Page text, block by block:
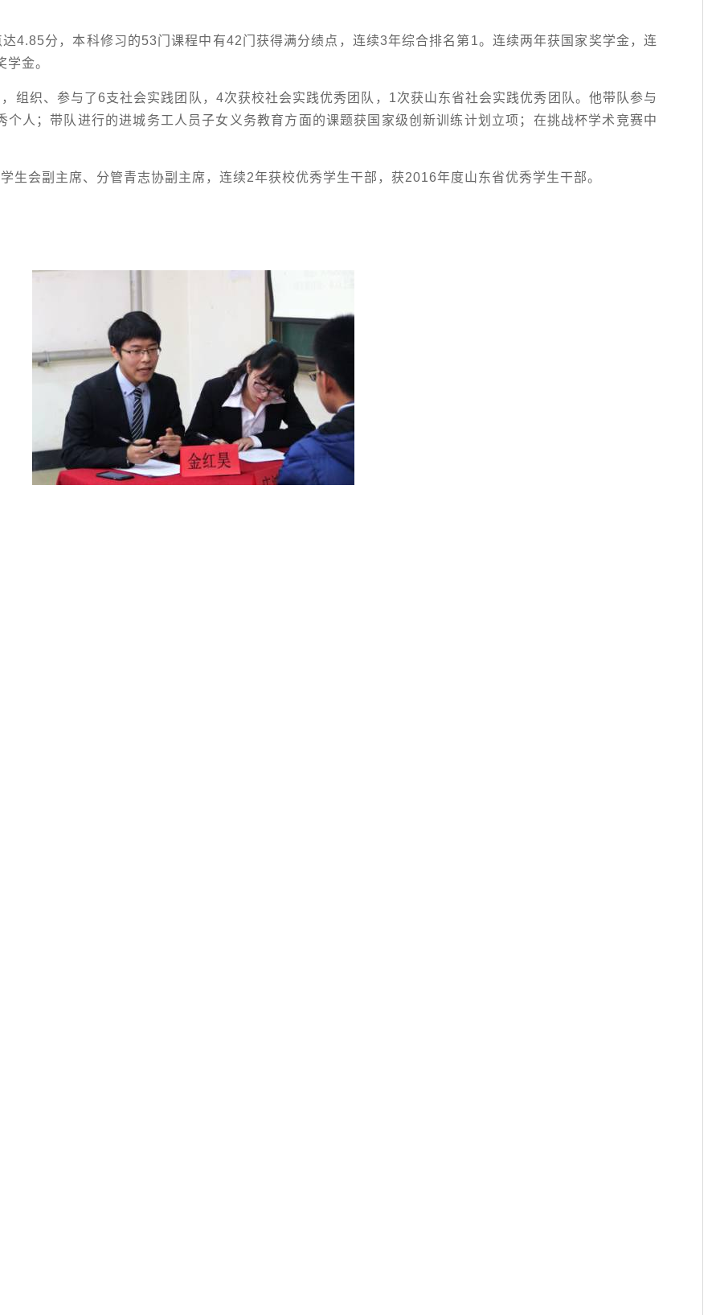
4.85分，本科修习的53门课程中有42门获得满分绩点，连续3年综合排名第1。连续两年获国家奖学金，连
金。
组织、参与了6支社会实践团队，4次获校社会实践优秀团队，1次获山东省社会实践优秀团队。他带队参与
人；带队进行的进城务工人员子女义务教育方面的课题获国家级创新训练计划立项；在挑战杯学术竞赛中
生会副主席、分管青志协副主席，连续2年获校优秀学生干部，获2016年度山东省优秀学生干部。